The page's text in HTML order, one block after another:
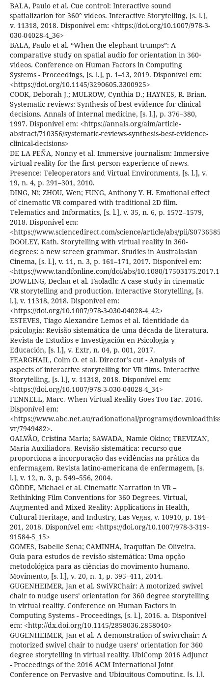
BALA, Paulo et al. Cue control: Interactive sound
spatialization for 360° videos. Interactive Storytelling, [s. l.],
v. 11318, 2018. Disponível em: <https://doi.org/10.1007/978-3-
030-04028-4_36>
BALA, Paulo et al. “When the elephant trumps”: A
comparative study on spatial audio for orientation in 360◦
videos. Conference on Human Factors in Computing
Systems - Proceedings, [s. l.], p. 1–13, 2019. Disponível em:
<https://doi.org/10.1145/3290605.3300925>
COOK, Deborah J.; MULROW, Cynthia D.; HAYNES, R. Brian.
Systematic reviews: Synthesis of best evidence for clinical
decisions. Annals of Internal medicine, [s. l.], p. 376–380,
1997. Disponível em: <https://annals.org/aim/article-
abstract/710356/systematic-reviews-synthesis-best-evidence-
clinical-decisions>
DE LA PEÑA, Nonny et al. Immersive journalism: Immersive
virtual reality for the first-person experience of news.
Presence: Teleoperators and Virtual Environments, [s. l.], v.
19, n. 4, p. 291–301, 2010.
DING, Ni; ZHOU, Wen; FUNG, Anthony Y. H. Emotional effect
of cinematic VR compared with traditional 2D film.
Telematics and Informatics, [s. l.], v. 35, n. 6, p. 1572–1579,
2018. Disponível em:
<https://www.sciencedirect.com/science/article/abs/pii/
DOOLEY, Kath. Storytelling with virtual reality in 360-
degrees: a new screen grammar. Studies in Australasian
Cinema, [s. l.], v. 11, n. 3, p. 161–171, 2017. Disponível em:
<https://www.tandfonline.com/doi/abs/10.1080/
DOWLING, Declan et al. Faoladh: A case study in cinematic
VR storytelling and production. Interactive Storytelling, [s.
l.], v. 11318, 2018. Disponível em:
<https://doi.org/10.1007/978-3-030-04028-4_42>
ESTEVES, Tiago Alexandre Lemos et al. Identidade da
psicologia: Revisão sistemática de uma década de literatura.
Revista de Estudios e Investigación en Psicología y
Educación, [s. l.], v. Extr, n. 04, p. 001, 2017.
FEARGHAIL, Colm O. et al. Director’s cut - Analysis of
aspects of interactive storytelling for VR films. Interactive
Storytelling, [s. l.], v. 11318, 2018. Disponível em:
<https://doi.org/10.1007/978-3-030-04028-4_34>
FENNELL, Marc. When Virtual Reality Goes Too Far. 2016.
Disponível em:
<https://www.abc.net.au/radionational/programs/
vr/7949482>.
GALVÃO, Cristina Maria; SAWADA, Namie Okino; TREVIZAN,
Maria Auxiliadora. Revisão sistemática: recurso que
proporciona a incorporação das evidências na prática da
enfermagem. Revista latino-americana de enfermagem, [s.
l.], v. 12, n. 3, p. 549–556, 2004.
GÖDDE, Michael et al. Cinematic Narration in VR –
Rethinking Film Conventions for 360 Degrees. Virtual,
Augmented and Mixed Reality: Applications in Health,
Cultural Heritage, and Industry, Las Vegas, v. 10910, p. 184–
201, 2018. Disponível em: <https://doi.org/10.1007/978-3-319-
91584-5_15>
GOMES, Isabelle Sena; CAMINHA, Iraquitan De Oliveira.
Guia para estudos de revisão sistemática: Uma opção
metodológica para as ciências do movimento humano.
Movimento, [s. l.], v. 20, n. 1, p. 395–411, 2014.
GUGENHEIMER, Jan et al. SwiVRChair: A motorized swivel
chair to nudge users’ orientation for 360 degree storytelling
in virtual reality. Conference on Human Factors in
Computing Systems - Proceedings, [s. l.], 2016. a. Disponível
em: <http://dx.doi.org/10.1145/2858036.2858040>
GUGENHEIMER, Jan et al. A demonstration of swivrchair: A
motorized swivel chair to nudge users’ orientation for 360
degree storytelling in virtual reality. UbiComp 2016 Adjunct
- Proceedings of the 2016 ACM International Joint
Conference on Pervasive and Ubiquitous Computing, [s. l.],